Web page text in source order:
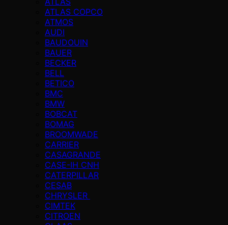
ATLAS COPCO
ATMOS
AUDI
BAUDOUIN
BAUER
BECKER
BELL
BETICO
BMC
BMW
BOBCAT
BOMAG
BROOMWADE
CARRIER
CASAGRANDE
CASE-IH CNH
CATERPILLAR
CESAB
CHRYSLER
CIMTEK
CITROEN